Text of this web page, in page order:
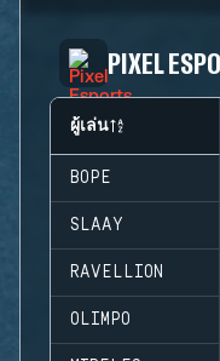
PIXEL
ผู้เล่น
BOPE
SLAAY
RAVELLION
OLIMPO